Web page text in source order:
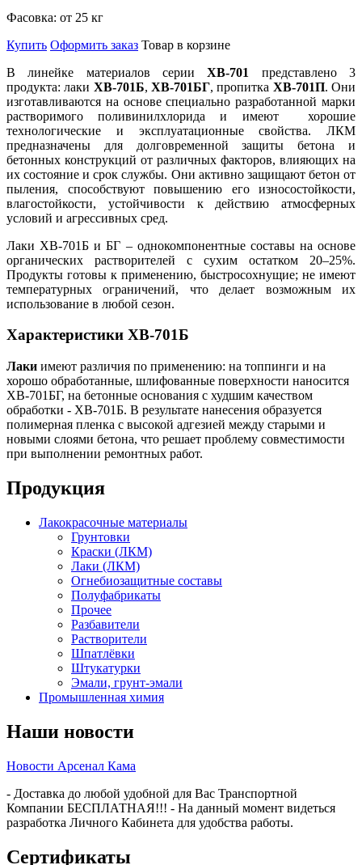
Фасовка: от 25 кг
Купить Оформить заказ Товар в корзине
В линейке материалов серииХВ-701
представлено 3
продукта: лаки ХВ-701Б,ХВ-701БГ, пропитка ХВ-701П. Они
изготавливаются на основе специально разработанной марки
растворимого поливинилхлорида и имеют хорошие
технологические и эксплуатационные свойства. ЛКМ
предназначены для долговременной защиты бетона и
бетонных конструкций от различных факторов, влияющих на
их состояние и срок службы. Они активно защищают бетон от
пыления, способствуют повышению его износостойкости,
влагостойкости, устойчивости к действию атмосферных
условий и агрессивных сред.
Лаки ХВ-701Б и БГ – однокомпонентные составы на основе
органических растворителей с сухим остатком 20–25%.
Продукты готовы к применению, быстросохнущие; не имеют
температурных ограничений, что делает возможным их
использование в любой сезон.
Характеристики ХВ-701Б
Лаки имеют различия по применению: на топпинги и на
хорошо обработанные, шлифованные поверхности наносится
ХВ-701БГ, на бетонные основания с худшим качеством
обработки - ХВ-701Б. В результате нанесения образуется
полимерная пленка с высокой адгезией между старыми и
новыми слоями бетона, что решает проблему совместимости
при выполнении ремонтных работ.
Продукция
Лакокрасочные материалы
Грунтовки
Краски (ЛКМ)
Лаки (ЛКМ)
Огнебиозащитные составы
Полуфабрикаты
Прочее
Разбавители
Растворители
Шпатлёвки
Штукатурки
Эмали, грунт-эмали
Промышленная химия
Наши новости
Новости Арсенал Кама
- Доставка до любой удобной для Вас Транспортной
Компании БЕСПЛАТНАЯ!!! - На данный момент видеться
разработка Личного Кабинета для удобства работы.
Сертификаты